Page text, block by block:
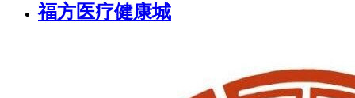
福方医疗健康城